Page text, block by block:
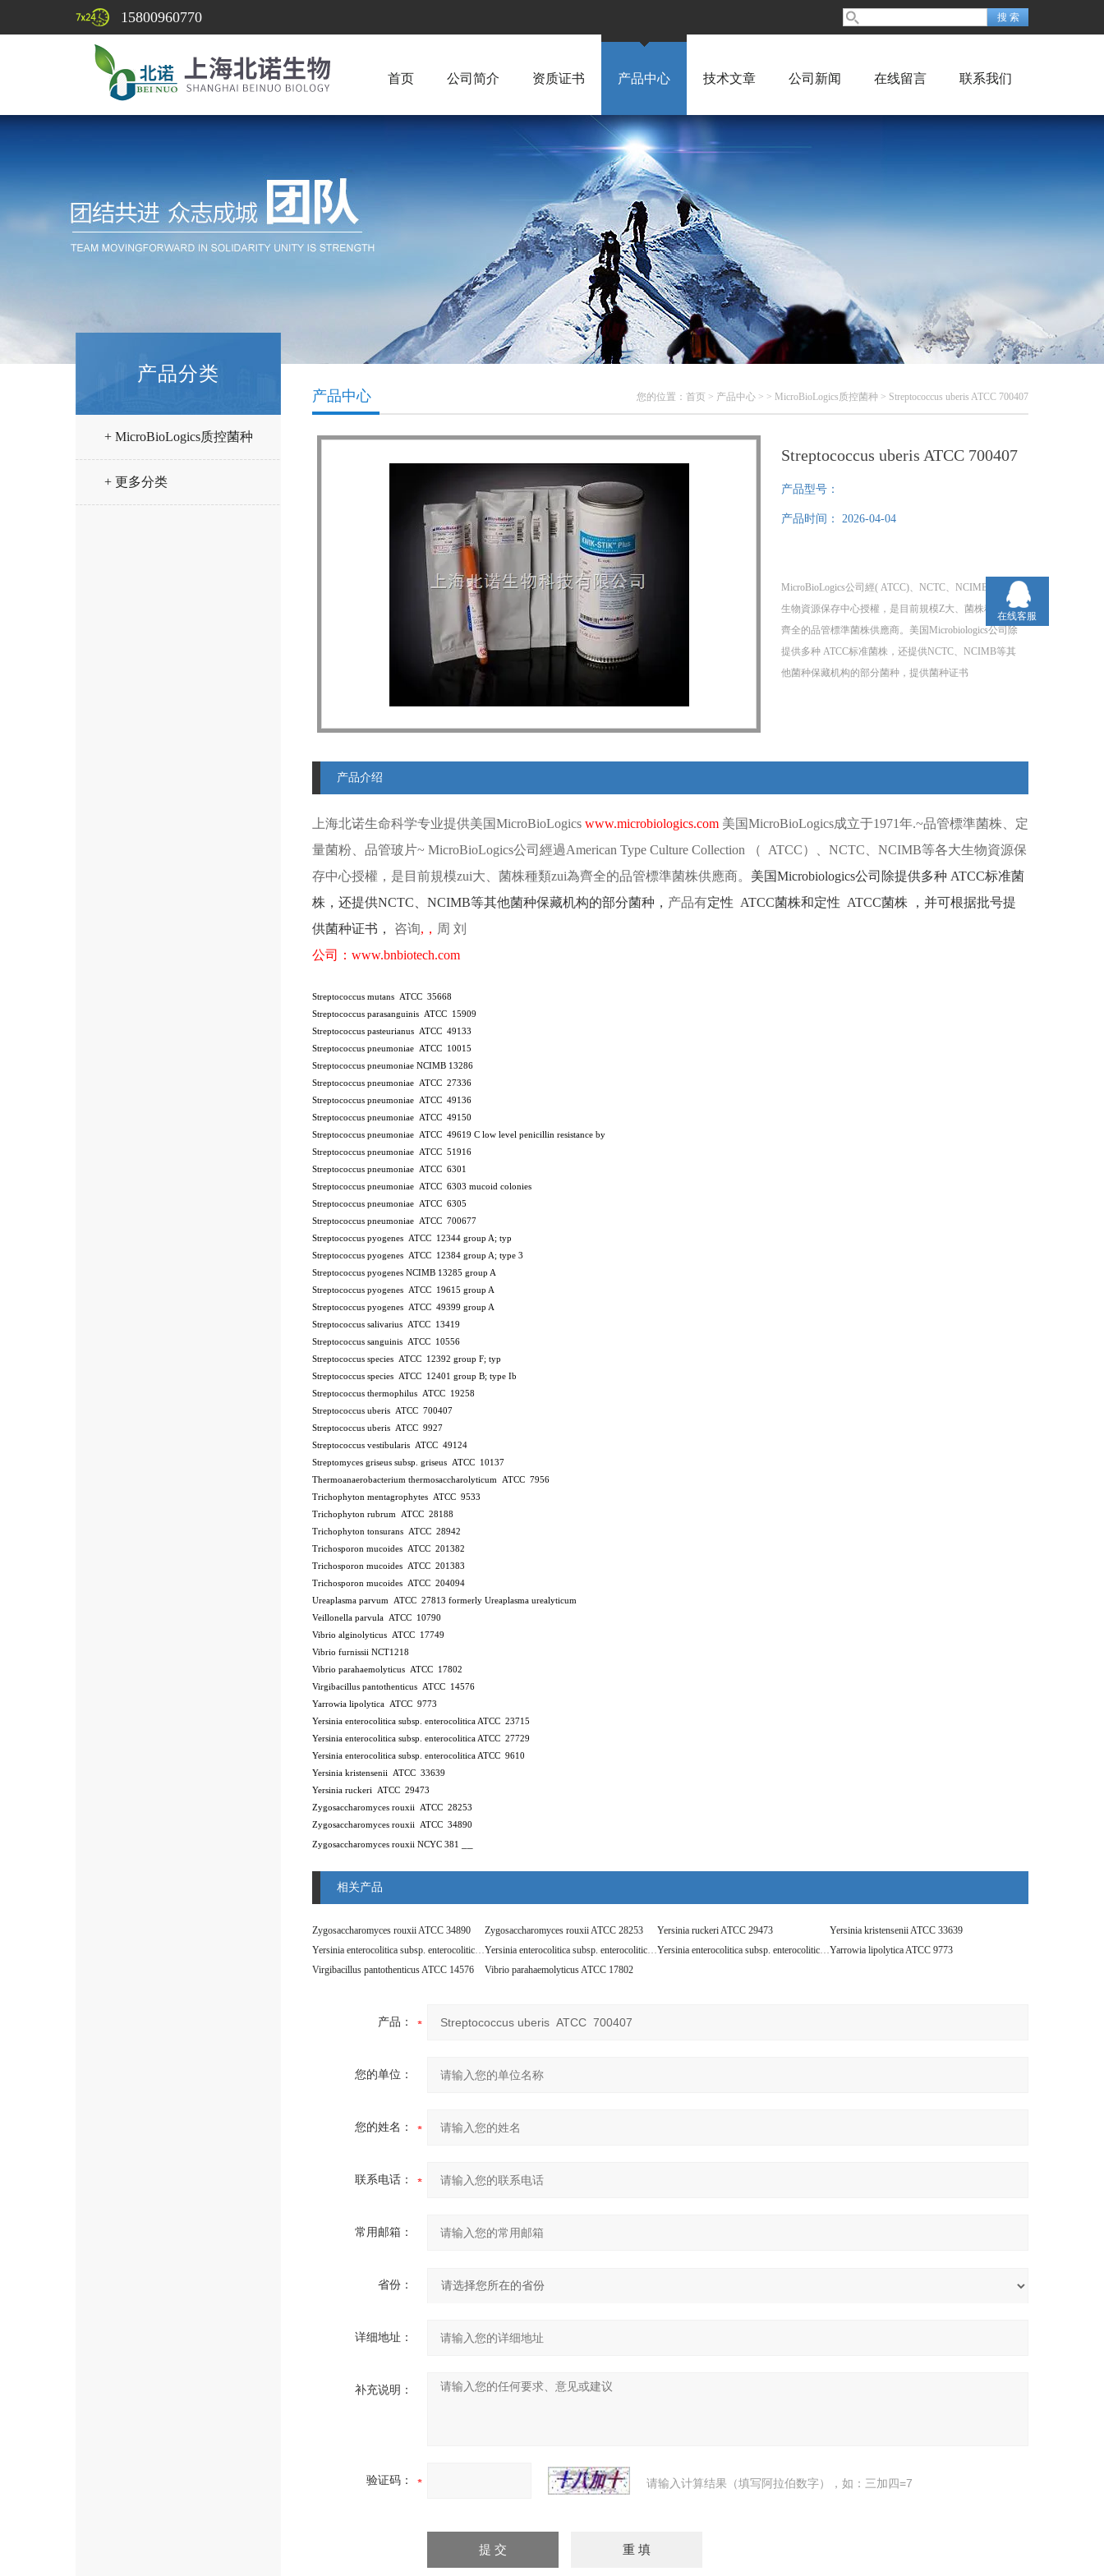
15800960770
首页 公司简介 资质证书 产品中心 技术文章 公司新闻 在线留言 联系我们
产品分类
+ MicroBioLogics质控菌种
+ 更多分类
您的位置： 首页 > 产品中心 > > MicroBioLogics质控菌种 > Streptococcus uberis ATCC 700407
产品中心
Streptococcus uberis ATCC 700407
产品型号：
产品时间： 2026-04-04
MicroBioLogics公司經( ATCC)、NCTC、NCIMB等各大
生物資源保存中心授權，是目前規模Z大、菌株種類Z為
齊全的品管標準菌株供應商。美国Microbiologics公司除
提供多种 ATCC标准菌株，还提供NCTC、NCIMB等其
他菌种保藏机构的部分菌种，提供菌种证书
产品介绍
上海北诺生命科学专业提供美国MicroBioLogics www.microbiologics.com 美国MicroBioLogics成立于1971年.~品管標準菌株、定
量菌粉、品管玻片~ MicroBioLogics公司經過American Type Culture Collection （ ATCC） NCTC NCIMB等各大生物資源保
存中心授權，是目前規模zui大、菌株種類zui為齊全的品管標準菌株供應商。 美国Microbiologics公司除提供多种 ATCC标准菌
株 ，还提供NCTC NCIMB等其他菌种保藏机构的部分菌种， 产品有定性 ATCC菌株和定性 ATCC菌株
，并可根据批号提
供菌种证书，
咨询, ， 周 刘
公司： www.bnbiotech.com
Streptococcus mutans ATCC 35668
Streptococcus parasanguinis ATCC 15909
Streptococcus pasteurianus ATCC 49133
Streptococcus pneumoniae ATCC 10015
Streptococcus pneumoniae NCIMB 13286
Streptococcus pneumoniae ATCC 27336
Streptococcus pneumoniae ATCC 49136
Streptococcus pneumoniae ATCC 49150
Streptococcus pneumoniae ATCC 49619 C low level penicillin resistance by
Streptococcus pneumoniae ATCC 51916
Streptococcus pneumoniae ATCC 6301
Streptococcus pneumoniae ATCC 6303 mucoid colonies
Streptococcus pneumoniae ATCC 6305
Streptococcus pneumoniae ATCC 700677
Streptococcus pyogenes ATCC 12344 group A; typ
Streptococcus pyogenes ATCC 12384 group A; type 3
Streptococcus pyogenes NCIMB 13285 group A
Streptococcus pyogenes ATCC 19615 group A
Streptococcus pyogenes ATCC 49399 group A
Streptococcus salivarius ATCC 13419
Streptococcus sanguinis ATCC 10556
Streptococcus species ATCC 12392 group F; typ
Streptococcus species ATCC 12401 group B; type Ib
Streptococcus thermophilus ATCC 19258
Streptococcus uberis ATCC 700407
Streptococcus uberis ATCC 9927
Streptococcus vestibularis ATCC 49124
Streptomyces griseus subsp. griseus ATCC 10137
Thermoanaerobacterium thermosaccharolyticum ATCC 7956
Trichophyton mentagrophytes ATCC 9533
Trichophyton rubrum ATCC 28188
Trichophyton tonsurans ATCC 28942
Trichosporon mucoides ATCC 201382
Trichosporon mucoides ATCC 201383
Trichosporon mucoides ATCC 204094
Ureaplasma parvum ATCC 27813 formerly Ureaplasma urealyticum
Veillonella parvula ATCC 10790
Vibrio alginolyticus ATCC 17749
Vibrio furnissii NCT1218
Vibrio parahaemolyticus ATCC 17802
Virgibacillus pantothenticus ATCC 14576
Yarrowia lipolytica ATCC 9773
Yersinia enterocolitica subsp. enterocolitica ATCC 23715
Yersinia enterocolitica subsp. enterocolitica ATCC 27729
Yersinia enterocolitica subsp. enterocolitica ATCC 9610
Yersinia kristensenii ATCC 33639
Yersinia ruckeri ATCC 29473
Zygosaccharomyces rouxii ATCC 28253
Zygosaccharomyces rouxii ATCC 34890
Zygosaccharomyces rouxii NCYC 381
相关产品
Zygosaccharomyces rouxii ATCC 34890 Zygosaccharomyces rouxii ATCC 28253 Yersinia ruckeri ATCC 29473
Yersinia kristensenii ATCC 33639
Yersinia enterocolitica subsp. enterocolitica ATCC 9610
Yersinia enterocolitica subsp. enterocolitica ATCC 27729 Yersinia enterocolitica subsp. enterocolitica ATCC 23715Yarrowia lipolytica ATCC 9773
Virgibacillus pantothenticus ATCC 14576
Vibrio parahaemolyticus ATCC 17802
产品：
您的单位：
您的姓名：
联系电话：
常用邮箱：
省份：
详细地址：
补充说明：
验证码： 请输入计算结果（填写阿拉伯数字），如：三加四=7
在线客服